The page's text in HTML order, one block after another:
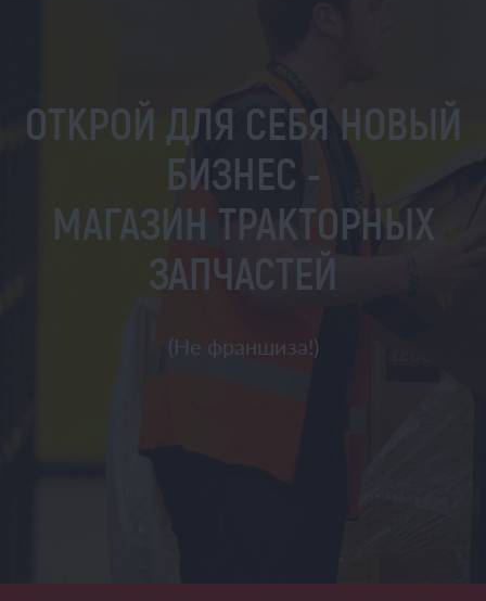
ОТКРОЙ ДЛЯ СЕБЯ НОВЫЙ
БИЗНЕС -
МАГАЗИН ТРАКТОРНЫХ
ЗАПЧАСТЕЙ
(Не франшиза!)